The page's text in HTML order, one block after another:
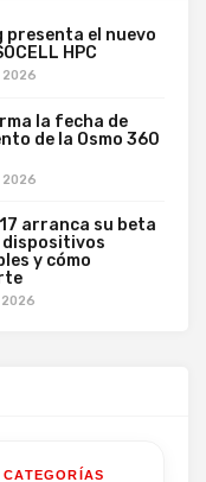
presenta el nuevo
HPC
2026
la fecha de
de la Osmo 360
2026
arranca su beta
y cómo
2026